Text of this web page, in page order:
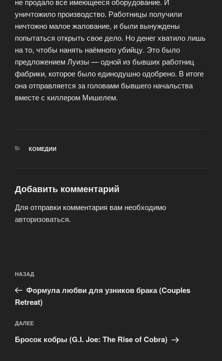
уничтожило производство. Работницы получили
ничтожно малое жалование, и были вынуждены
попытаться открыть свое дело. Но денег хватило лишь
на то, чтобы нанять наёмного убийцу. Это было
предложением Луизы — одной из бывших работниц
фабрики, которое было единодушно одобрено. В итоге
она отправляется за головами бывшего начальства
вместе с киллером Мишелем.
РУБРИКИ
КОМЕДИИ
Добавить комментарий
Для отправки комментария вам необходимо
авторизоваться.
по
записям
Предыдущая
запись:
НАЗАД
Формула любви для узников брака (Couples
Retreat)
Следующая
запись
ДАЛЕЕ
Бросок кобры (G.I. Joe: The Rise of Cobra)